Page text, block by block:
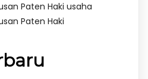
Paten Haki usaha
Paten Haki